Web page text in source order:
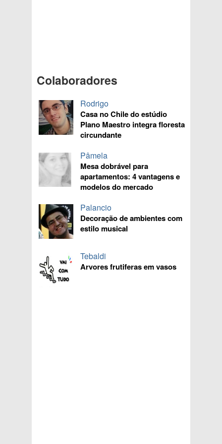
Colaboradores
Rodrigo
Casa no Chile do estúdio
Plano Maestro integra floresta
circundante
Pâmela
Mesa dobrável para
apartamentos: 4 vantagens e
modelos do mercado
Palancio
Decoração de ambientes com
estilo musical
Tebaldi
Arvores frutiferas em vasos